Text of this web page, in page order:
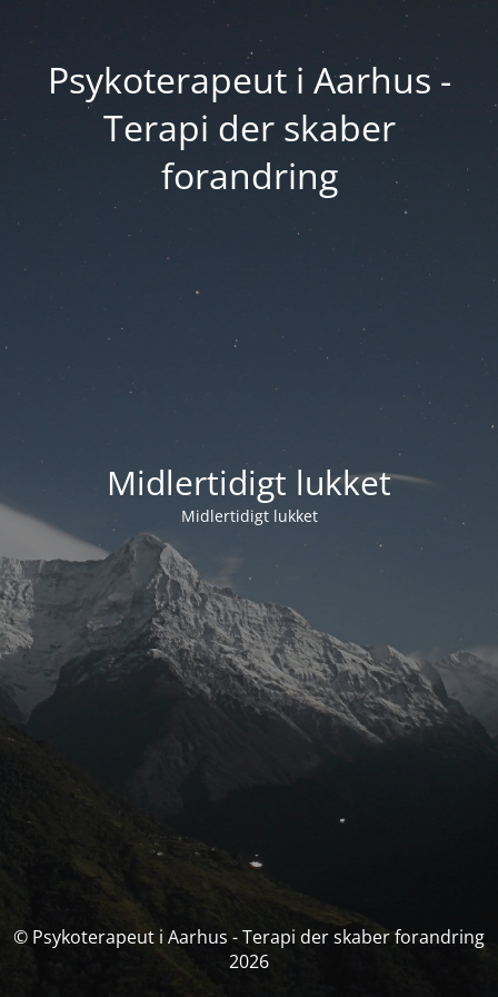
Psykoterapeut i Aarhus -
Terapi der skaber
forandring
Midlertidigt lukket
Midlertidigt lukket
© Psykoterapeut i Aarhus - Terapi der skaber forandring
2026